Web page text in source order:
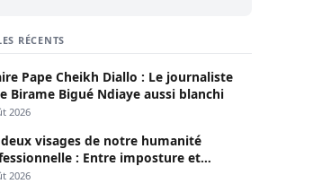
sera jugée ce mercredi 22 octobre
RÉCENTS
Pape Cheikh Diallo : Le journaliste
Birame Bigué Ndiaye aussi blanchi
2026
deux visages de notre humanité
: Entre imposture et
silencieux (Par Pr Moussa Seydi)
2026